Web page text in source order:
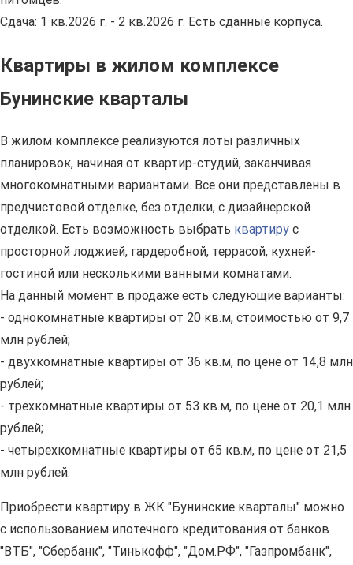
Сдача: 1 кв.2026 г. - 2 кв.2026 г. Есть сданные корпуса.
Квартиры в жилом комплексе
Бунинские кварталы
В жилом комплексе реализуются лоты различных
планировок, начиная от квартир-студий, заканчивая
многокомнатными вариантами. Все они представлены в
предчистовой отделке, без отделки, с дизайнерской
отделкой. Есть возможность выбрать квартиру с
просторной лоджией, гардеробной, террасой, кухней-
гостиной или несколькими ванными комнатами.
На данный момент в продаже есть следующие варианты:
- однокомнатные квартиры от 20 кв.м, стоимостью от 9,7
млн рублей;
- двухкомнатные квартиры от 36 кв.м, по цене от 14,8 млн
рублей;
- трехкомнатные квартиры от 53 кв.м, по цене от 20,1 млн
рублей;
- четырехкомнатные квартиры от 65 кв.м, по цене от 21,5
млн рублей.
Приобрести квартиру в ЖК "Бунинские кварталы" можно
с использованием ипотечного кредитования от банков
"ВТБ", "Сбербанк", "Тинькофф", "Дом.РФ", "Газпромбанк",